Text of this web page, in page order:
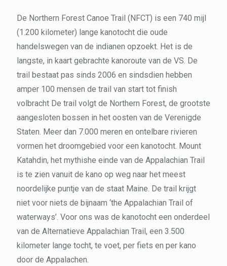
De Northern Forest Canoe Trail (NFCT) is een 740 mijl
(1.200 kilometer) lange kanotocht die oude
handelswegen van de indianen opzoekt. Het is de
langste, in kaart gebrachte kanoroute van de VS. De
trail bestaat pas sinds 2006 en sindsdien hebben
amper 100 mensen de trail van start tot finish
volbracht De trail volgt de Northern Forest, de grootste
aangesloten bossen in het oosten van de Verenigde
Staten. Meer dan 7.000 meren en ontelbare rivieren
vormen het droomgebied voor een kanotocht. Mount
Katahdin, het mythishe einde van de Appalachian Trail
is te zien vanuit de kano op weg naar het meest
noordelijke puntje van de staat Maine. De trail krijgt
niet voor niets de bijnaam ‘the Appalachian Trail of
waterways’. Voor ons was de kanotocht een onderdeel
van de Alternatieve Appalachian Trail, een 3.500
kilometer lange tocht, te voet, per fiets en per kano
door de Appalachen.